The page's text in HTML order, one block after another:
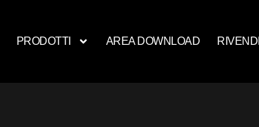
PRODOTTI AREA DOWNLOAD